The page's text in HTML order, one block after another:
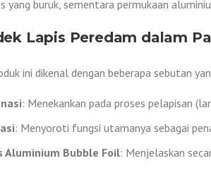
yang buruk, sementara permukaan
Lapis Peredam dalam
ini dikenal dengan beberapa sebutan
: Menekankan pada proses pelapisan
: Menyoroti fungsi utamanya sebagai
Aluminium Bubble Foil: Menjelaskan